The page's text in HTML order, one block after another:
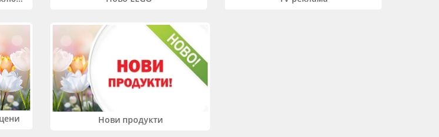
Нови продукти